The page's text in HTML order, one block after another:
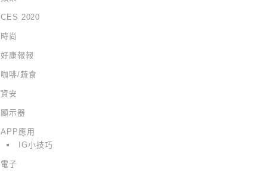
CES 2020
時尚
好康報報
咖啡/蔬食
資安
顯示器
APP應用
IG小技巧
電子